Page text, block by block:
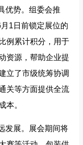
优势。组委会推
1日前锁定展位的
例累计积分，用于
资源，帮助企业提
立了市级统筹协调
关等方面提供全流
本。
发展。展会期间将